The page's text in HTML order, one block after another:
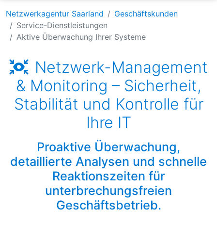
Netzwerkagentur Saarland
Geschäftskunden
Service-Dienstleistungen
Aktive Überwachung Ihrer Systeme
Netzwerk-Management
& Monitoring – Sicherheit,
Stabilität und Kontrolle für
Ihre IT
Proaktive Überwachung,
detaillierte Analysen und schnelle
Reaktionszeiten für
unterbrechungsfreien
Geschäftsbetrieb.